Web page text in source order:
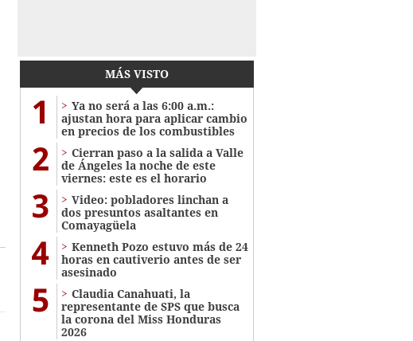
MÁS VISTO
1
Ya no será a las 6:00 a.m.:
ajustan hora para aplicar cambio
en precios de los combustibles
2
Cierran paso a la salida a Valle
de Ángeles la noche de este
viernes: este es el horario
3
Video: pobladores linchan a
dos presuntos asaltantes en
Comayagüela
4
Kenneth Pozo estuvo más de 24
horas en cautiverio antes de ser
asesinado
5
Claudia Canahuati, la
representante de SPS que busca
la corona del Miss Honduras
2026